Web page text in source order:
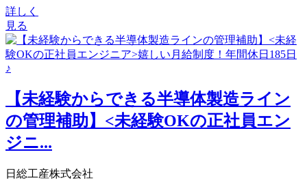
詳しく
見る
【未経験からできる半導体製造ライン
の管理補助】<未経験OKの正社員エン
ジニ...
日総工産株式会社